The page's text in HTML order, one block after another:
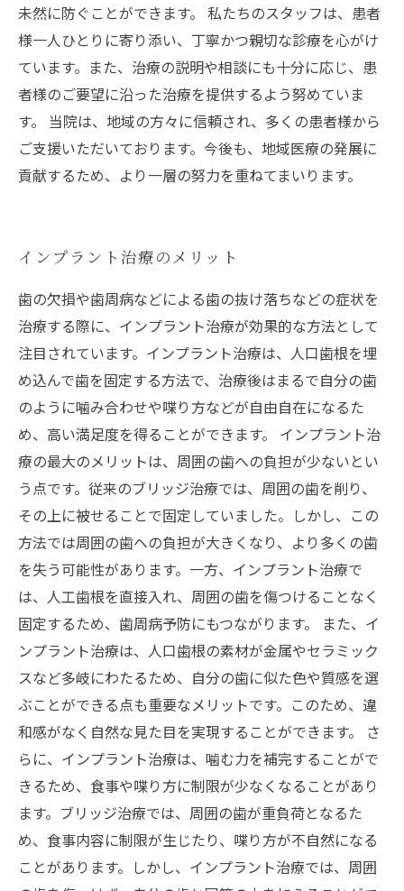
未然に防ぐことができます。 私たちのスタッフは、患者
様一人ひとりに寄り添い、丁寧かつ親切な診療を心がけ
ています。また、治療の説明や相談にも十分に応じ、患
者様のご要望に沿った治療を提供するよう努めていま
す。 当院は、地域の方々に信頼され、多くの患者様から
ご支援いただいております。今後も、地域医療の発展に
貢献するため、より一層の努力を重ねてまいります。
インプラント治療のメリット
歯の欠損や歯周病などによる歯の抜け落ちなどの症状を
治療する際に、インプラント治療が効果的な方法として
注目されています。インプラント治療は、人口歯根を埋
め込んで歯を固定する方法で、治療後はまるで自分の歯
のように噛み合わせや喋り方などが自由自在になるた
め、高い満足度を得ることができます。 インプラント治
療の最大のメリットは、周囲の歯への負担が少ないとい
う点です。従来のブリッジ治療では、周囲の歯を削り、
その上に被せることで固定していました。しかし、この
方法では周囲の歯への負担が大きくなり、より多くの歯
を失う可能性があります。一方、インプラント治療で
は、人工歯根を直接入れ、周囲の歯を傷つけることなく
固定するため、歯周病予防にもつながります。 また、イ
ンプラント治療は、人口歯根の素材が金属やセラミック
スなど多岐にわたるため、自分の歯に似た色や質感を選
ぶことができる点も重要なメリットです。このため、違
和感がなく自然な見た目を実現することができます。 さ
らに、インプラント治療は、噛む力を補完することがで
きるため、食事や喋り方に制限が少なくなることがあり
ます。ブリッジ治療では、周囲の歯が重負荷となるた
め、食事内容に制限が生じたり、喋り方が不自然になる
ことがあります。しかし、インプラント治療では、周囲